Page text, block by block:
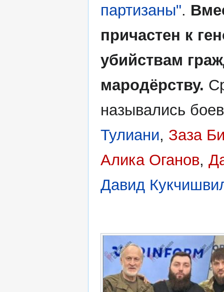
партизаны".
причастен к
убийствам
мародёрству.
назывались
Тулиани, Заза
Алика Оганов,
Давид